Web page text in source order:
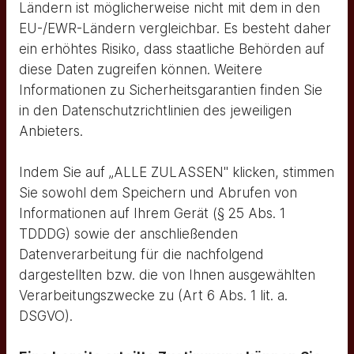
Ich berate und betreue meine
Mandanten umfassend und
Ländern ist möglicherweise nicht mit dem in den
EU-/EWR-Ländern vergleichbar. Es besteht daher
ein erhöhtes Risiko, dass staatliche Behörden auf
diese Daten zugreifen können. Weitere
Informationen zu Sicherheitsgarantien finden Sie
in den Datenschutzrichtlinien des jeweiligen
Anbieters.
Indem Sie auf „ALLE ZULASSEN" klicken, stimmen
Sie sowohl dem Speichern und Abrufen von
Informationen auf Ihrem Gerät (§ 25 Abs. 1
TDDDG) sowie der anschließenden
Datenverarbeitung für die nachfolgend
dargestellten bzw. die von Ihnen ausgewählten
Verarbeitungszwecke zu (Art 6 Abs. 1 lit. a.
DSGVO).